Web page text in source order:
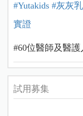
#Yutakids #灰灰乳
實證
#60位醫師及醫
試用募集